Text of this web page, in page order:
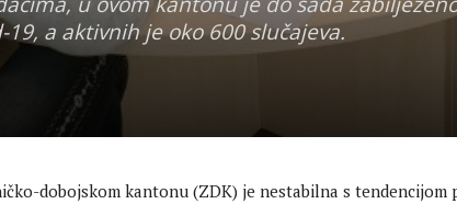
a aktivnih je oko 600 slučajeva.
dobojskom kantonu (ZDK) je nestabilna s tendencijom